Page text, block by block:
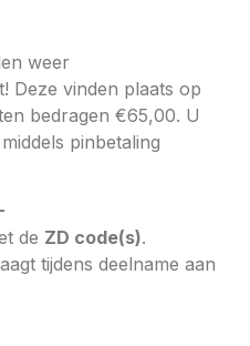
weer
Deze vinden plaats op
bedragen €65,00. U
pinbetaling
de ZD code(s).
tijdens deelname aan